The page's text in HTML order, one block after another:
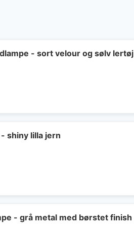
- sort velour og sølv lertøj
shiny lilla jern
kr..- grå metal med børstet finish